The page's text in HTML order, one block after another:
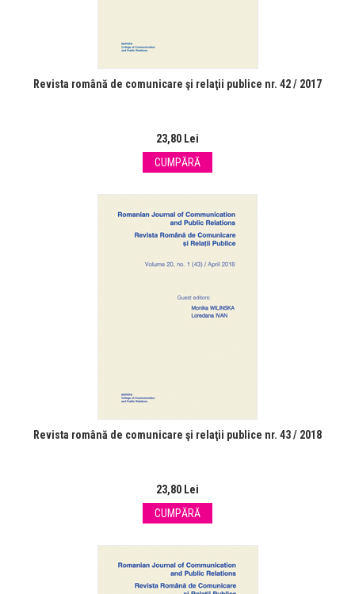
Revista română de comunicare şi relaţii publice nr. 42 / 2017
23,80 Lei
CUMPĂRĂ
Revista română de comunicare şi relaţii publice nr. 43 / 2018
23,80 Lei
CUMPĂRĂ